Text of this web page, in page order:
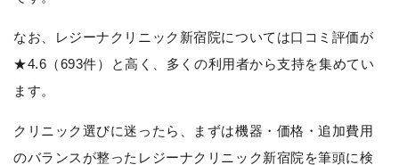
なお、レジーナクリニック新宿院については口コミ評価が
★4.6（693件）と高く、多くの利用者から支持を集めてい
ます。
クリニック選びに迷ったら、まずは機器・価格・追加費用
のバランスが整ったレジーナクリニック新宿院を筆頭に検